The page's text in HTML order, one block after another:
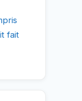
fait